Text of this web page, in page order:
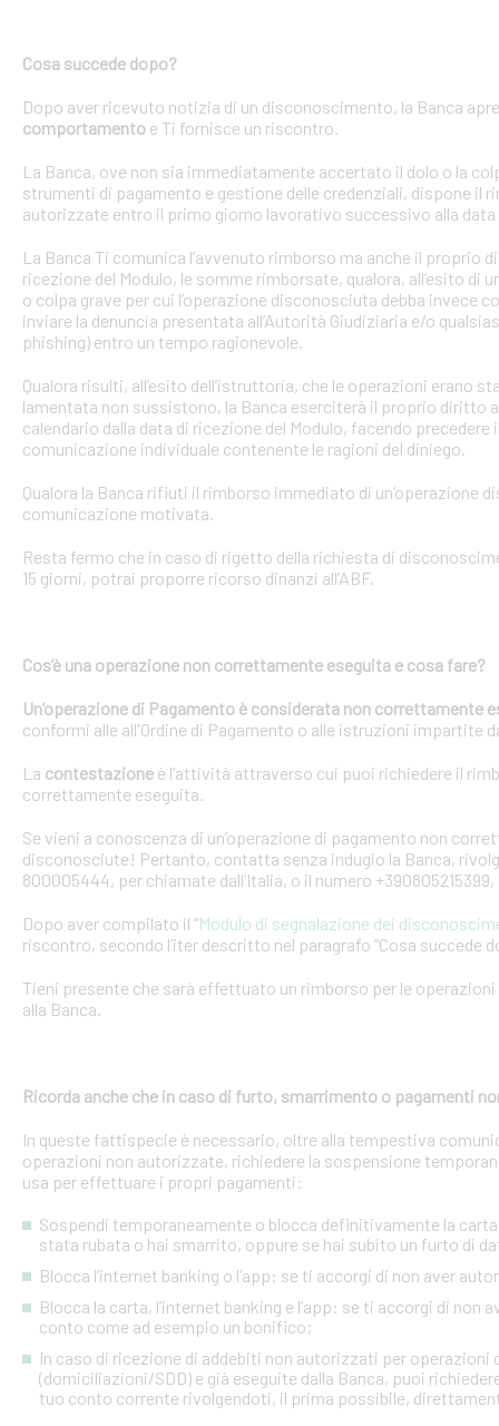
Cosa succede dopo?
Dopo aver ricevuto notizia di un disconoscimento, la Banca
comportamento e Ti fornisce un riscontro.
La Banca, ove non sia immediatamente accertato il dolo o la
strumenti di pagamento e gestione delle credenziali, dispone il
autorizzate entro il primo giorno lavorativo successivo alla data
La Banca Ti comunica l’avvenuto rimborso ma anche il proprio
ricezione del Modulo, le somme rimborsate, qualora, all’esito
o colpa grave per cui l’operazione disconosciuta debba invece
inviare la denuncia presentata all’Autorità Giudiziaria e/o
phishing) entro un tempo ragionevole.
Qualora risulti, all’esito dell’istruttoria, che le operazioni erano
lamentata non sussistono, la Banca eserciterà il proprio diritto
calendario dalla data di ricezione del Modulo, facendo
comunicazione individuale contenente le ragioni del diniego.
Qualora la Banca rifiuti il rimborso immediato di un’operazione
comunicazione motivata.
Resta fermo che in caso di rigetto della richiesta di
15 giorni, potrai proporre ricorso dinanzi all’ABF.
Cos’è una operazione non correttamente eseguita e cosa fare?
Un’operazione di Pagamento è considerata non correttamente
conformi alle all'Ordine di Pagamento o alle istruzioni impartite
La contestazione è l’attività attraverso cui puoi richiedere il
correttamente eseguita.
Se vieni a conoscenza di un’operazione di pagamento non
disconosciute! Pertanto, contatta senza indugio la Banca,
800005444, per chiamate dall’Italia, o il numero
Dopo aver compilato il “Modulo di segnalazione dei
riscontro, secondo l’iter descritto nel paragrafo “Cosa succede
Tieni presente che sarà effettuato un rimborso per le
alla Banca.
Ricorda anche che in caso di furto, smarrimento o pagamenti
In queste fattispecie è necessario, oltre alla tempestiva
operazioni non autorizzate, richiedere la sospensione
usa per effettuare i propri pagamenti:
Sospendi temporaneamente o blocca definitivamente la
stata rubata o hai smarrito, oppure se hai subito un furto di
Blocca l’internet banking o l’app: se ti accorgi di non aver
Blocca la carta, l’internet banking e l’app: se ti accorgi di
conto come ad esempio un bonifico;
In caso di ricezione di addebiti non autorizzati per
(domiciliazioni/SDD) e già eseguite dalla Banca, puoi
tuo conto corrente rivolgendoti, il prima possibile,